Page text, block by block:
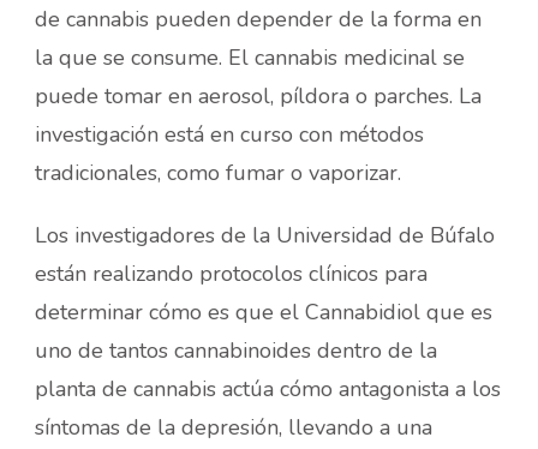
de cannabis pueden depender de la forma en
la que se consume. El cannabis medicinal se
puede tomar en aerosol, píldora o parches. La
investigación está en curso con métodos
tradicionales, como fumar o vaporizar.
Los investigadores de la Universidad de Búfalo
están realizando protocolos clínicos para
determinar cómo es que el Cannabidiol que es
uno de tantos cannabinoides dentro de la
planta de cannabis actúa cómo antagonista a los
síntomas de la depresión, llevando a una